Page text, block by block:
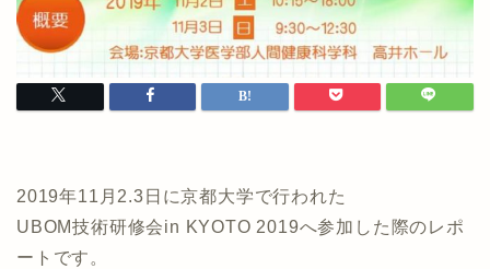
2019年11月2.3日に京都大学で行われた
UBOM技術研修会in KYOTO 2019へ参加した際のレポ
ートです。